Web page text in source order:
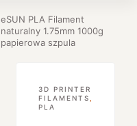
eSUN PLA Filament
naturalny 1.75mm 1000g
papierowa szpula
3D PRINTER
FILAMENTS
PLA